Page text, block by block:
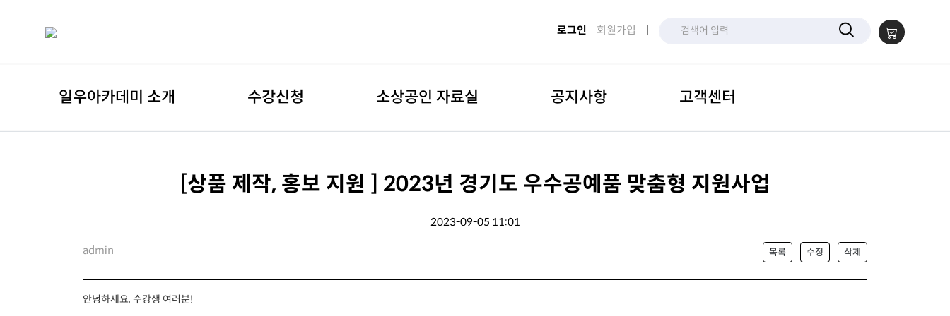
로그인 회원가입 |
일우아카데미 소개 수강신청 소상공인 자료실 공지사항 고객센터
[상품 제작, 홍보 지원 ] 2023년 경기도 우수공예품 맞춤형 지원사업
2023-09-05 11:01
admin 목록 수정 삭제
안녕하세요, 수강생 여러분!